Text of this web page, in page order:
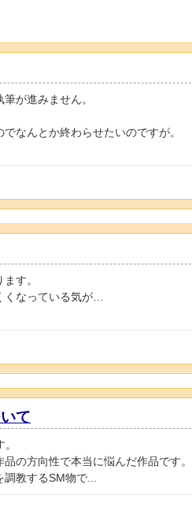
が進みません。
なんとか終わらせたいのですが。
す。
なっている気が…
て
の方向性で本当に悩んだ作品です。
教するSM物で...